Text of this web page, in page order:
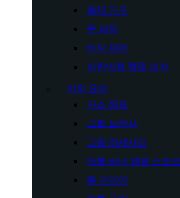
목재 가구
문 의자
비치 체어
어린이용 캠핑 의자
야외 요리
가스 램프
그릴 브러시
그릴 액세서리
더블 버너 캠핑 스토브
불 구덩이